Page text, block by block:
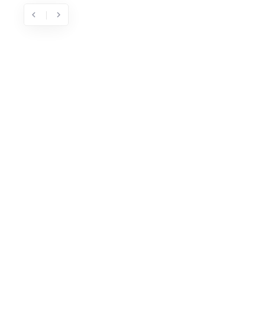
chevron_left chevron_right